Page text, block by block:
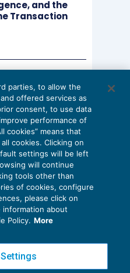
and the
Transaction
le
Dovier
Policy
Policy
parties, to allow the
offered services as
consent, to use data
performance of
cookies” means that
cookies. Clicking on
settings will be left
will continue
tools other than
of cookies, configure
please click on
information about
Policy. More